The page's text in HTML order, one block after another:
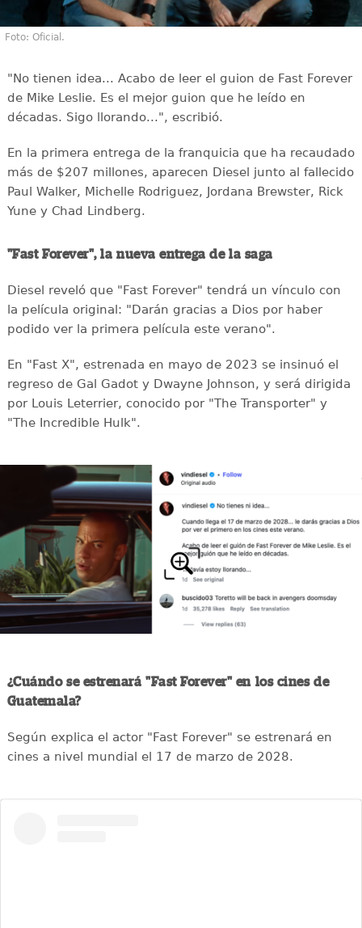
Foto: Oficial.
"No tienen idea... Acabo de leer el guion de Fast Forever
de Mike Leslie. Es el mejor guion que he leído en
décadas. Sigo llorando...", escribió.
En la primera entrega de la franquicia que ha recaudado
más de $207 millones, aparecen Diesel junto al fallecido
Paul Walker, Michelle Rodriguez, Jordana Brewster, Rick
Yune y Chad Lindberg.
"Fast Forever", la nueva entrega de la saga
Diesel reveló que "Fast Forever" tendrá un vínculo con
la película original: "Darán gracias a Dios por haber
podido ver la primera película este verano".
En "Fast X", estrenada en mayo de 2023 se insinuó el
regreso de Gal Gadot y Dwayne Johnson, y será dirigida
por Louis Leterrier, conocido por "The Transporter" y
"The Incredible Hulk".
¿Cuándo se estrenará "Fast Forever" en los cines de
Guatemala?
Según explica el actor "Fast Forever" se estrenará en
cines a nivel mundial el 17 de marzo de 2028.